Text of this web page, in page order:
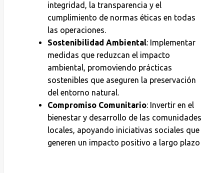
integridad, la transparencia y el
cumplimiento de normas éticas en todas
las operaciones.
Sostenibilidad Ambiental: Implementar
medidas que reduzcan el impacto
ambiental, promoviendo prácticas
sostenibles que aseguren la preservación
del entorno natural.
Compromiso Comunitario: Invertir en el
bienestar y desarrollo de las comunidades
locales, apoyando iniciativas sociales que
generen un impacto positivo a largo plazo